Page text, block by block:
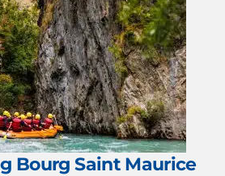
Bourg Saint Maurice